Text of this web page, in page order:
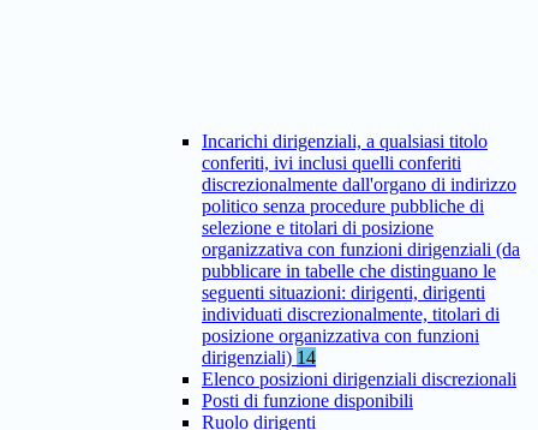
Incarichi dirigenziali, a qualsiasi titolo
conferiti, ivi inclusi quelli conferiti
discrezionalmente dall'organo di indirizzo
politico senza procedure pubbliche di
selezione e titolari di posizione
organizzativa con funzioni dirigenziali (da
pubblicare in tabelle che distinguano le
seguenti situazioni: dirigenti, dirigenti
individuati discrezionalmente, titolari di
posizione organizzativa con funzioni
dirigenziali) 14
Elenco posizioni dirigenziali discrezionali
Posti di funzione disponibili
Ruolo dirigenti